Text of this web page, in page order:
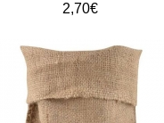
2,70€